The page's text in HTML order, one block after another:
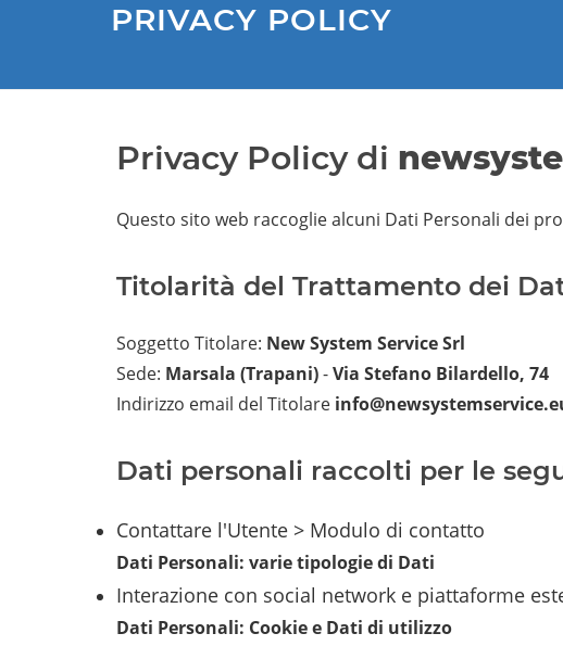
PRIVACY POLICY
Privacy Policy di
Questo sito web raccoglie alcuni Dati Personali dei
Titolarità del Trattamento dei
Soggetto Titolare: New System Service Srl
Sede: Marsala (Trapani)-Via Stefano Bilardello, 74
Indirizzo email del Titolare
Dati personali raccolti per le
Contattare l'Utente > Modulo di contatto
Dati Personali: varie tipologie di Dati
Interazione con social network e piattaforme
Dati Personali: Cookie e Dati di utilizzo